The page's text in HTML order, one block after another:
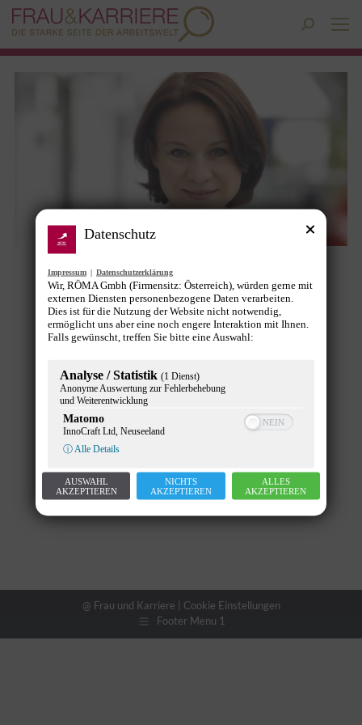
Search:
Patricia Neumann wird neue
Vorstandsvorsitzende der Siemens AG
Österreich
@ Frau und Karriere | Cookie Einstellungen
Footer Menu 1
Datenschutz
Impressum | Datenschutzerklärung
Wir, RÖMA Gmbh (Firmensitz: Österreich), würden gerne mit
externen Diensten personenbezogene Daten verarbeiten.
Dies ist für die Nutzung der Website nicht notwendig,
ermöglicht uns aber eine noch engere Interaktion mit Ihnen.
Falls gewünscht, treffen Sie bitte eine Auswahl:
Analyse / Statistik (1 Dienst)
Anonyme Auswertung zur Fehlerbehebung
und Weiterentwicklung
Matomo
InnoCraft Ltd, Neuseeland
ⓘ Alle Details
AUSWAHL
AKZEPTIEREN
NICHTS
AKZEPTIEREN
ALLES
AKZEPTIEREN